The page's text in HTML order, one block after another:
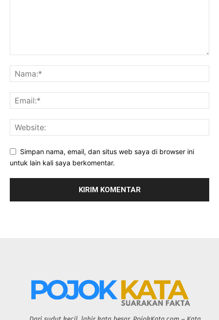
Simpan nama, email, dan situs web saya di browser ini
untuk lain kali saya berkomentar.